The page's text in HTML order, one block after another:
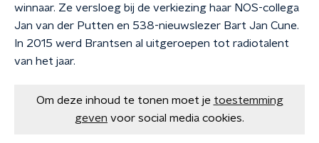
winnaar. Ze versloeg bij de verkiezing haar NOS-collega
Jan van der Putten en 538-nieuwslezer Bart Jan Cune.
In 2015 werd Brantsen al uitgeroepen tot radiotalent
van het jaar.
Om deze inhoud te tonen moet je toestemming
geven voor social media cookies.